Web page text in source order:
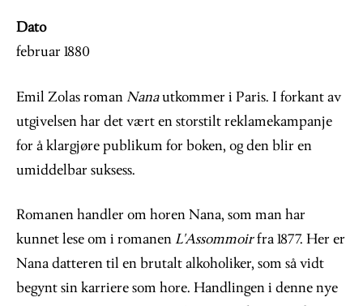
Dato
februar 1880
Emil Zolas roman Nanautkommer i Paris. I forkant av
utgivelsen har det vært en storstilt reklamekampanje
for å klargjøre publikum for boken, og den blir en
umiddelbar suksess.
Romanen handler om horen Nana, som man har
kunnet lese om i romanen L'Assommoirfra 1877. Her er
Nana datteren til en brutalt alkoholiker, som så vidt
begynt sin karriere som hore. Handlingen i denne nye